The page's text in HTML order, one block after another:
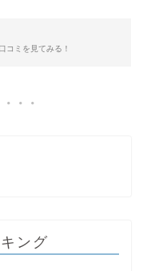
コミを見てみる！
ング